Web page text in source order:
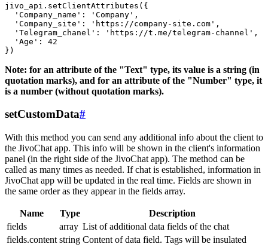
jivo_api.setClientAttributes({
  'Company_name': 'Company',
  'Company_site': 'https://company-site.com',
  'Telegram_chanel': 'https://t.me/telegram-channel',
  'Age': 42
Note: for an attribute of the "Text" type, its value is a string (in
quotation marks), and for an attribute of the "Number" type, it
is a number (without quotation marks).
setCustomData#
With this method you can send any additional info about the client to
the JivoChat app. This info will be shown in the client's information
panel (in the right side of the JivoChat app). The method can be
called as many times as needed. If chat is established, information in
JivoChat app will be updated in the real time. Fields are shown in
the same order as they appear in the fields array.
Name Type
Description
fields
array List of additional data fields of the chat
fields.content string Content of data field. Tags will be insulated